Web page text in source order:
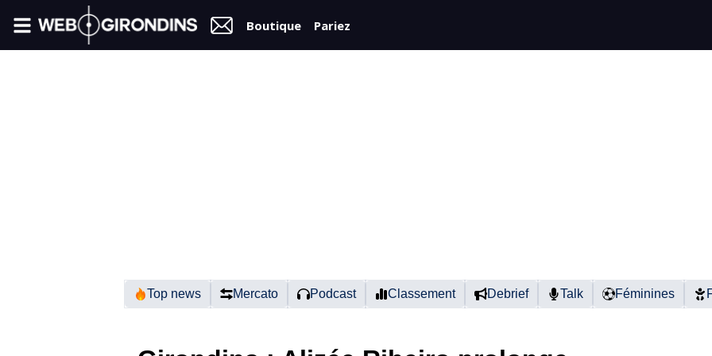
Boutique Pariez
Top news Mercato Podcast Classement Debrief Talk Féminines